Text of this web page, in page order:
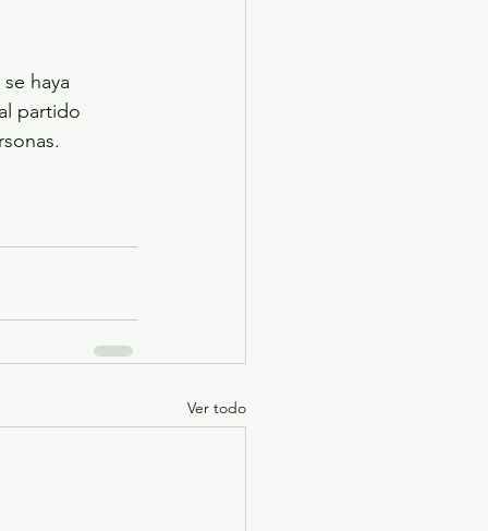
haya
partido
Ver todo